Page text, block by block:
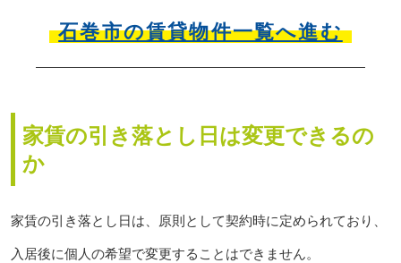
石巻市の賃貸物件一覧へ進む
家賃の引き落とし日は変更できるの
か
家賃の引き落とし日は、原則として契約時に定められており、
入居後に個人の希望で変更することはできません。